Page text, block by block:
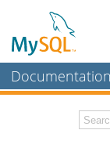
Documentation
MySQL Enterprise